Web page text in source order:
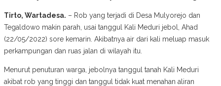
Tirto, Wartadesa. – Rob yang terjadi di Desa Mulyorejo dan
Tegaldowo makin parah, usai tanggul Kali Meduri jebol, Ahad
(22/05/2022) sore kemarin. Akibatnya air dari kali meluap masuk
perkampungan dan ruas jalan di wilayah itu.
Menurut penuturan warga, jebolnya tanggul tanah Kali Meduri
akibat rob yang tinggi dan tanggul tidak kuat menahan aliran